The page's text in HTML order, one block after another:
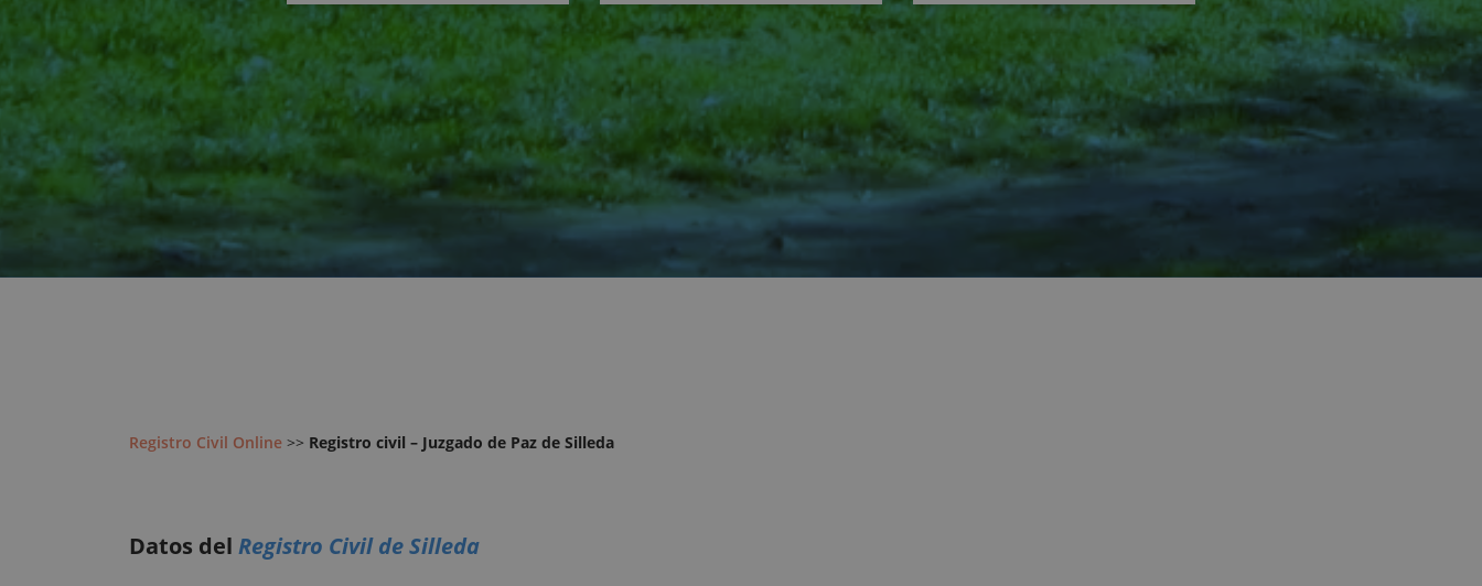
Registro Civil Online >> Registro civil – Juzgado de Paz de Silleda
Datos del Registro Civil de Silleda